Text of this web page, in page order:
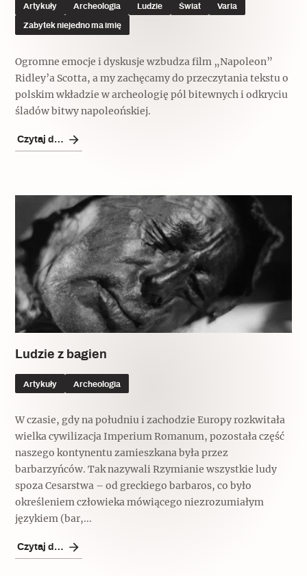
Artykuły Archeologia Ludzie Świat Varia
Zabytek niejedno ma imię
Ogromne emocje i dyskusje wzbudza film „Napoleon”
Ridley’a Scotta, a my zachęcamy do przeczytania tekstu o
polskim wkładzie w archeologię pól bitewnych i odkryciu
śladów bitwy napoleońskiej.
Czytaj dalej
Ludzie z bagien
Artykuły Archeologia
W czasie, gdy na południu i zachodzie Europy rozkwitała
wielka cywilizacja Imperium Romanum, pozostała część
naszego kontynentu zamieszkana była przez
barbarzyńców. Tak nazywali Rzymianie wszystkie ludy
spoza Cesarstwa – od greckiego barbaros, co było
określeniem człowieka mówiącego niezrozumiałym
językiem (bar,...
Czytaj dalej